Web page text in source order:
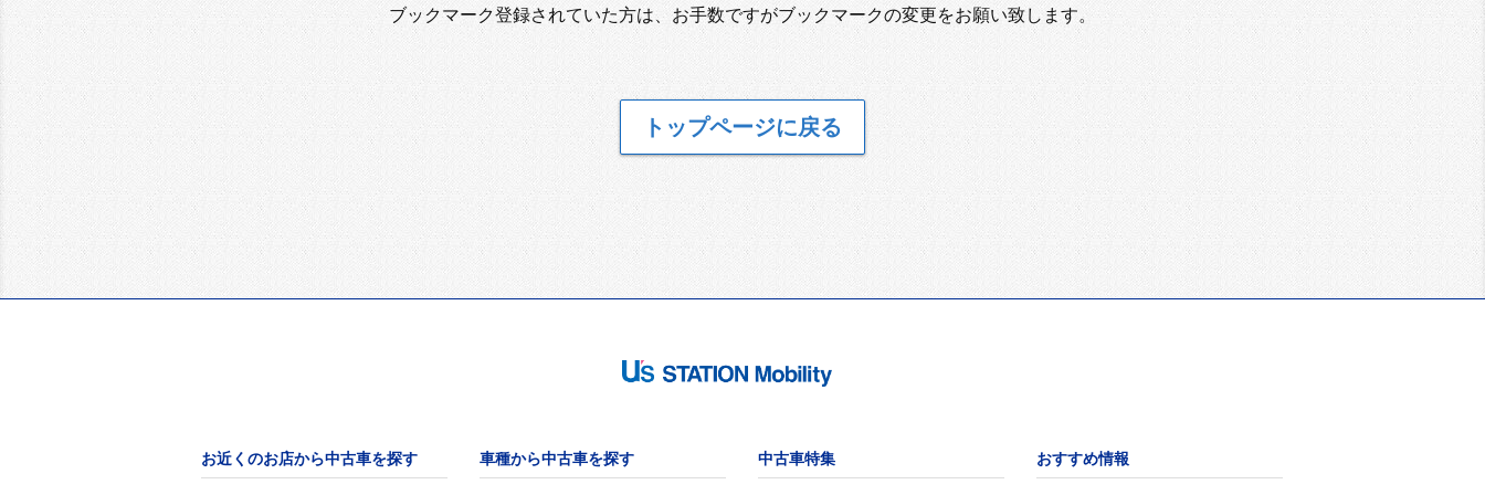
ブックマーク登録されていた方は、お手数ですがブックマークの変更をお願い致します。
トップページに戻る
お近くのお店から中古車を探す 車種から中古車を探す 中古車特集 おすすめ情報